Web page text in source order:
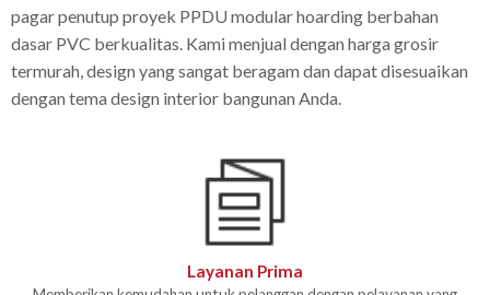
pagar penutup proyek PPDU modular hoarding berbahan
dasar PVC berkualitas. Kami menjual dengan harga grosir
termurah, design yang sangat beragam dan dapat disesuaikan
dengan tema design interior bangunan Anda.
Layanan Prima